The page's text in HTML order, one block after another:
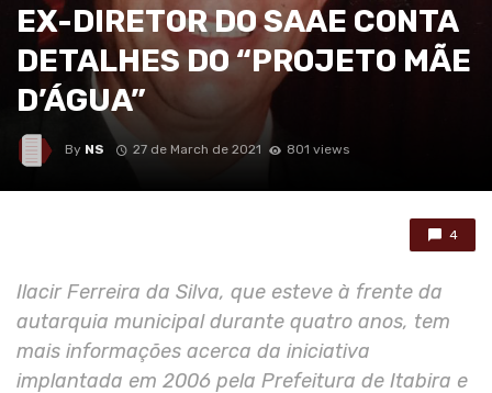
EX-DIRETOR DO SAAE CONTA
DETALHES DO “PROJETO MÃE
D’ÁGUA”
By NS 27 de March de 2021 801 views
4
Ilacir Ferreira da Silva, que esteve à frente da
autarquia municipal durante quatro anos, tem
mais informações acerca da iniciativa
implantada em 2006 pela Prefeitura de Itabira e